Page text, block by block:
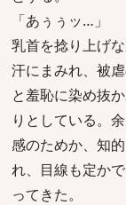
「あぅぅッ…」
乳首を捻り上げ
汗にまみれ、被
と羞恥に染め抜
りとしている。
感のためか、知
れ、目線も定か
ってきた。